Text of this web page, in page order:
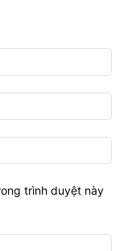
trình duyệt này